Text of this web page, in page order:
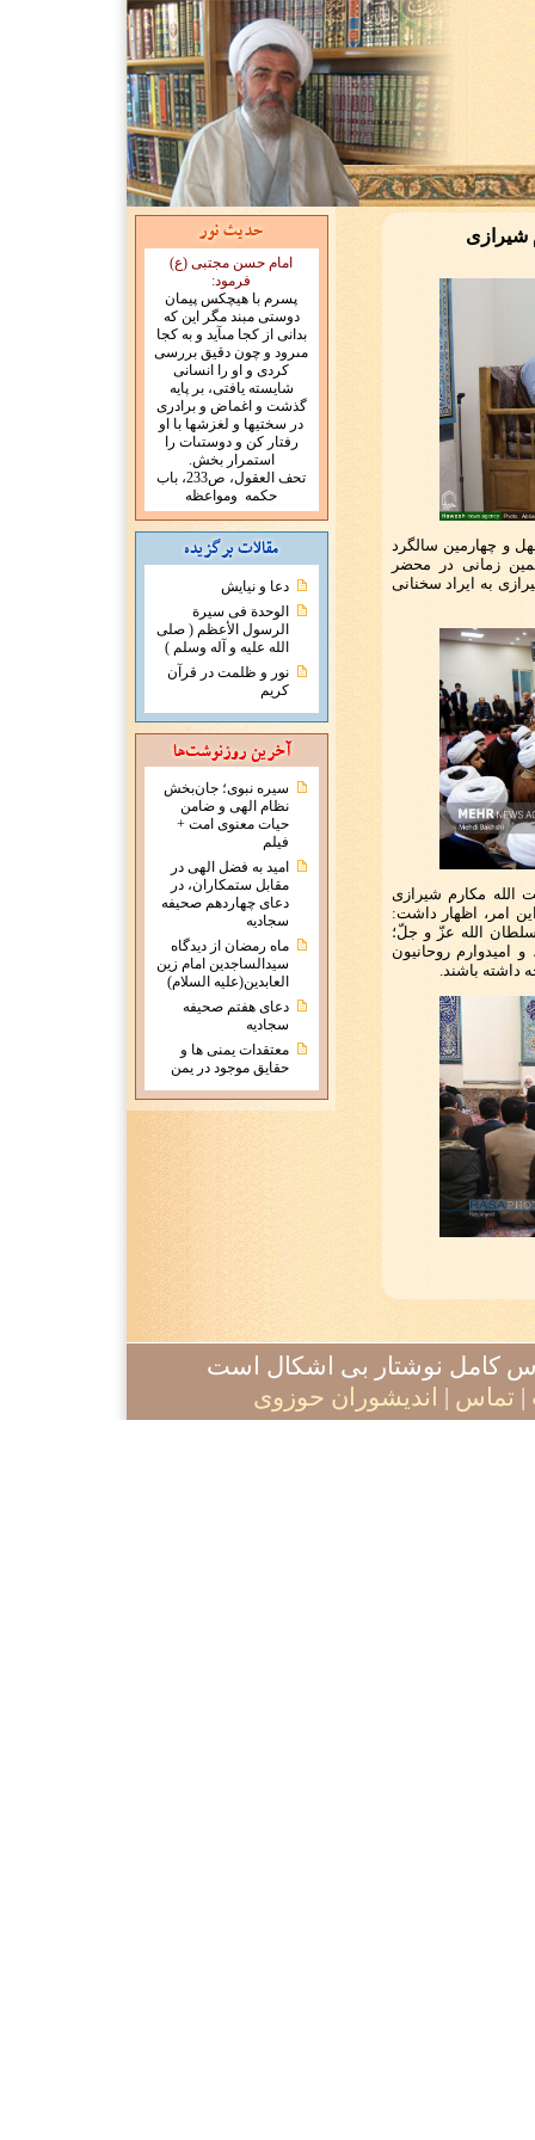
امام حسن مجتبی (ع)
فرمود:
پسرم با هيچ‏كس پيمان
دوستى مبند مگر اين كه
بدانى از كجا مى‏آيد و به كجا
مى‏رود و چون دقيق بررسى
كردى و او را انسانى
شايسته يافتى، بر پايه
گذشت و اغماض و برادرى
در سختيها و لغزشها با او
رفتار كن و دوستى‏ات را
استمرار بخش.
تحف العقول، ص233، باب
حكمه ومواعظه
دعا و نیایش
الوحدة فی سیرة
الرسول الأعظم ( صلی
الله علیه و آله وسلم )
نور و ظلمت در قرآن
کریم
سیره نبوی؛ جان‌بخش
نظام الهی و ضامن
حیات معنوی امت +
فیلم
امید به فضل الهی در
مقابل ستمکاران، در
دعای چهاردهم صحیفه
سجادیه
ماه رمضان از دیدگاه
سیدالساجدین امام زین
العابدین(علیه السلام)
دعای هفتم صحیفه
سجادیه
معتقدات يمنی ها و
حقايق موجود در يمن
شیرازی
و چهارمین سالگرد
زمانی در محضر
به ایراد سخنانی
الله مکارم شیرازی
امر، اظهار داشت:
الله عزّ و جلّ؛
امیدوارم روحانیون
داشته باشند.
کامل نوشتار بی اشکال است
تماس اندیشوران حوزوی